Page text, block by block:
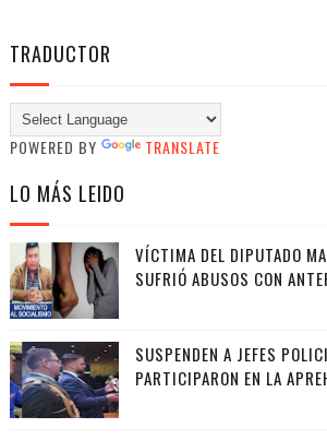
TRADUCTOR
POWERED BY TRANSLATE
LO MÁS LEIDO
VÍCTIMA DEL DIPUTADO
SUFRIÓ ABUSOS CON
SUSPENDEN A JEFES
PARTICIPARON EN LA